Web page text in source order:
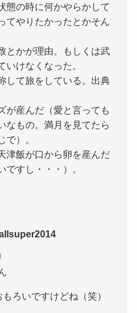
態の時に何かやらかして
てやりたかったとかそん
とかが理由。もしくは武
いけなくなった。
して旅をしている。出典
が産んだ（愛と言っても
なもの。満月を見てたら
で）。
津飯が口から卵を産んだ
ですし・・・）。
ろいですけどね（笑）